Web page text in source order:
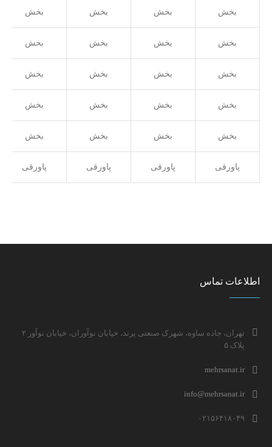
بخش بخش بخش بخش
بخش بخش بخش بخش
بخش بخش بخش بخش
بخش بخش بخش بخش
بخش بخش بخش بخش
پاورقی پاورقی پاورقی پاورقی
اطلاعات تماس
تهران، جاده ساوه، شهرک صنعتی پرند، خیابان نوآوران، خیابان نوآور ۲
پلاک ۵
mehrsanat.ir
info@mehrsanat.ir
۰۲۱۵۶۴۱۸۰۴۹